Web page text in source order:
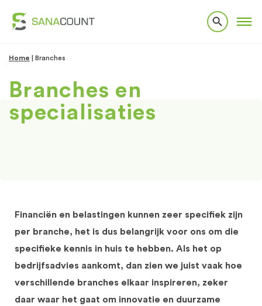
Home Branches
Branches en
specialisaties
Financiën en belastingen kunnen zeer specifiek zijn
per branche, het is dus belangrijk voor ons om die
specifieke kennis in huis te hebben. Als het op
bedrijfsadvies aankomt, dan zien we juist vaak hoe
verschillende branches elkaar inspireren, zeker
daar waar het gaat om innovatie en duurzame